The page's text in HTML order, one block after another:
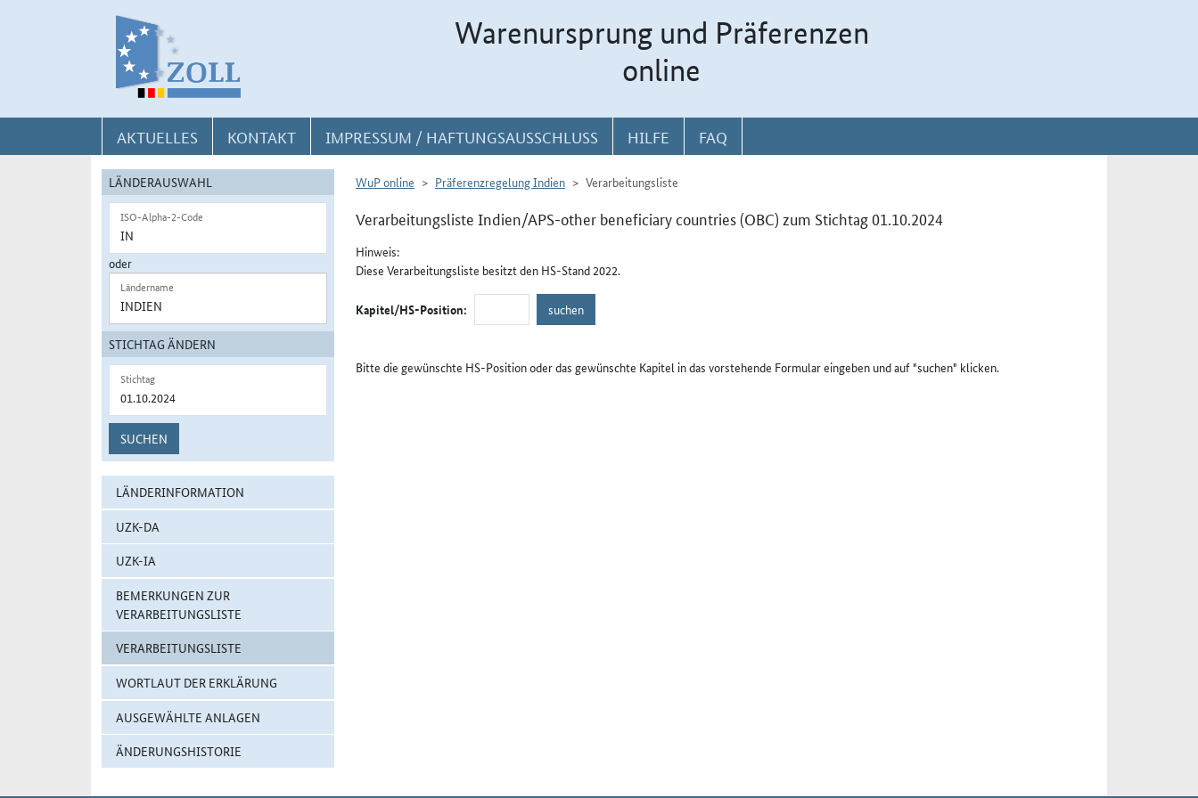
Warenursprung und Präferenzen
online
AKTUELLES KONTAKT IMPRESSUM / HAFTUNGSAUSSCHLUSS HILFE FAQ
LÄNDERAUSWAHL
ISO-Alpha-2-Code
oder
Ländername
STICHTAG ÄNDERN
Stichtag
SUCHEN
LÄNDERINFORMATION
UZK-DA
UZK-IA
BEMERKUNGEN ZUR
VERARBEITUNGSLISTE
VERARBEITUNGSLISTE
WORTLAUT DER ERKLÄRUNG
AUSGEWÄHLTE ANLAGEN
ÄNDERUNGSHISTORIE
WuP online Präferenzregelung Indien Verarbeitungsliste
Verarbeitungsliste Indien/APS-other beneficiary countries (OBC) zum Stichtag 01.10.2024
Hinweis:
Diese Verarbeitungsliste besitzt den HS-Stand 2022.
Kapitel/HS-Position:
Bitte die gewünschte HS-Position oder das gewünschte Kapitel in das vorstehende Formular eingeben und auf "suchen" klicken.